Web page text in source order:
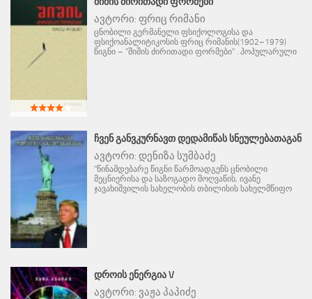
ავტორი: ფრიც რიმანი
ცნობილი გერმანელი ფსიქოლოგისა და
ფსიქოანალიტიკოსის ფრიც რიმანის(1902–1979)
წიგნი – "შიშის ძირითადი ფორმები" . პოპულარული
ᲩᲕᲔᲜ ᲒᲐᲜᲕᲙᲣᲠᲜᲐᲕᲗ ᲓᲔᲓᲐᲛᲘᲬᲐᲡ ᲡᲜᲔᲣᲚᲔᲑᲐᲗᲐᲒᲐᲜ
ავტორი: დენიზა სუმბაძე
"წინამდებარე წიგნი წარმოადგენს ცნობილი
მეცნიერისა და საზოგადო მოღვაწის, ივანე
ჯავახიშვილის სახელობის თბილისის სახელმწიფო
ᲓᲠᲝᲘᲡ ᲔᲜᲔᲠᲒᲘᲐ V
ავტორი: ვაჟა პაპიძე